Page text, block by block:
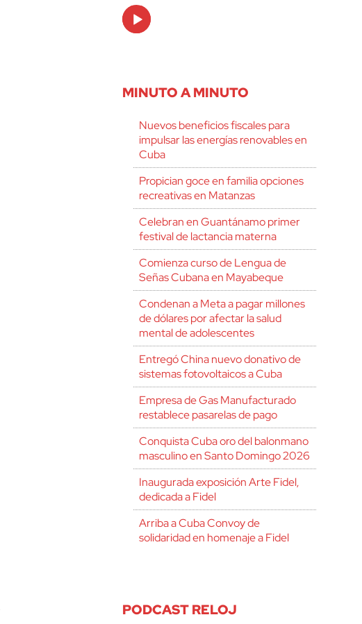
Audio
Player
MINUTO A MINUTO
Nuevos beneficios fiscales para
impulsar las energías renovables en
Cuba
Propician goce en familia opciones
recreativas en Matanzas
Celebran en Guantánamo primer
festival de lactancia materna
Comienza curso de Lengua de
Señas Cubana en Mayabeque
Condenan a Meta a pagar millones
de dólares por afectar la salud
mental de adolescentes
Entregó China nuevo donativo de
sistemas fotovoltaicos a Cuba
Empresa de Gas Manufacturado
restablece pasarelas de pago
Conquista Cuba oro del balonmano
masculino en Santo Domingo 2026
Inaugurada exposición Arte Fidel,
dedicada a Fidel
Arriba a Cuba Convoy de
solidaridad en homenaje a Fidel
PODCAST RELOJ